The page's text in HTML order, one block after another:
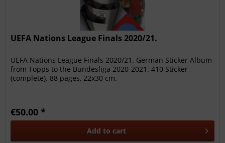
UEFA Nations League Finals 2020/21.
UEFA Nations League Finals 2020/21. German Sticker Album
from Topps to the Bundesliga 2020-2021. 410 Sticker
(complete). 88 pages, 22x30 cm.
€50.00 *
Add to cart